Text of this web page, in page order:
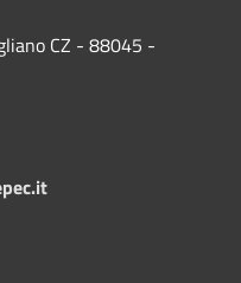
CZ - 88045 -